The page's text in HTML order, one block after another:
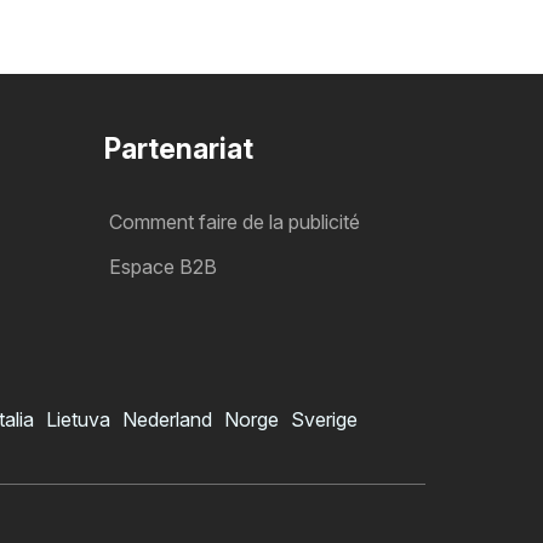
Partenariat
Comment faire de la publicité
Espace B2B
Lietuva Nederland Norge Sverige